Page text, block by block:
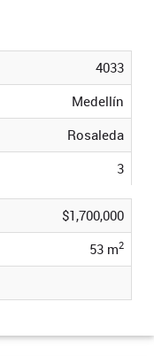
4033
Medellín
Rosaleda
3
$1,700,000
53 m2